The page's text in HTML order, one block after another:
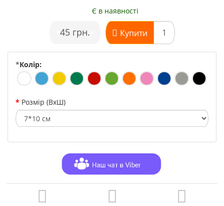
Є в наявності
45 грн. Купити
*Колір:
Розмір (ВхШ)